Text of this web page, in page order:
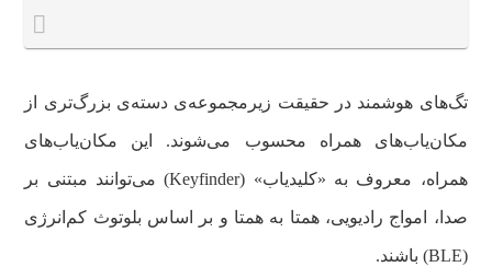
تگ‌های هوشمند در حقیقت زیرمجموعه‌ی دسته‌ی بزرگ‌تری از
مکان‌یاب‌های همراه محسوب می‌شوند. این مکان‌یاب‌های
همراه، معروف به «کلیدیاب» (Keyfinder) می‌توانند مبتنی بر
صدا، امواج رادیویی، همتا به همتا و بر اساس بلوتوث کم‌انرژی
(BLE) باشند.